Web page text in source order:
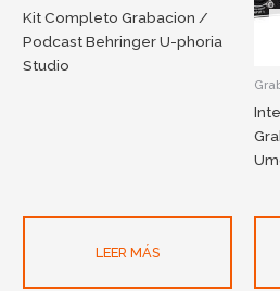
Kit Completo Grabacion /
Podcast Behringer U-phoria
Studio
LEER MÁS